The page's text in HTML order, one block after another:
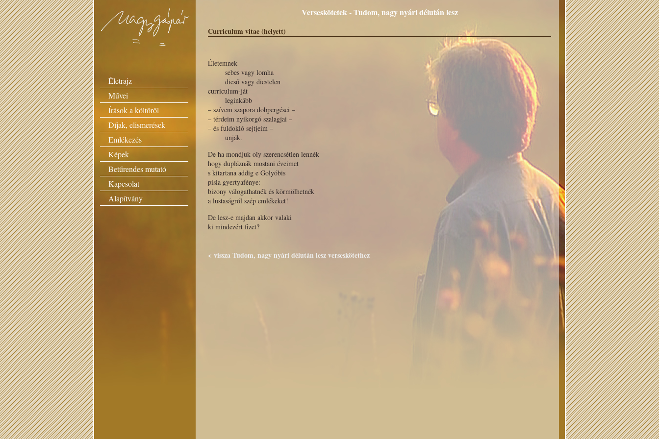
Életrajz
Művei
Írások a költőről
Díjak, elismerések
Emlékezés
Képek
Betűrendes mutató
Kapcsolat
Alapítvány
Verseskötetek - Tudom, nagy nyári délután lesz
Curriculum vitae (helyett)
Életemnek
sebes vagy lomha
dicső vagy dicstelen
curriculum-ját
leginkább
– szívem szapora dobpergései –
– térdeim nyikorgó szalagjai –
– és fuldokló sejtjeim –
unják.
De ha mondjuk oly szerencsétlen lennék
hogy dupláznák mostani éveimet
s kitartana addig e Golyóbis
pisla gyertyafénye:
bizony válogathatnék és körmölhetnék
a lustaságról szép emlékeket!
De lesz-e majdan akkor valaki
ki mindezért fizet?
< vissza Tudom, nagy nyári délután lesz verseskötethez